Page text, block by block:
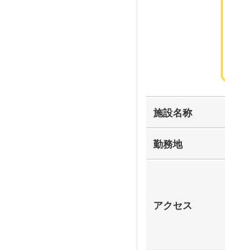
施設名称
勤務地
アクセス